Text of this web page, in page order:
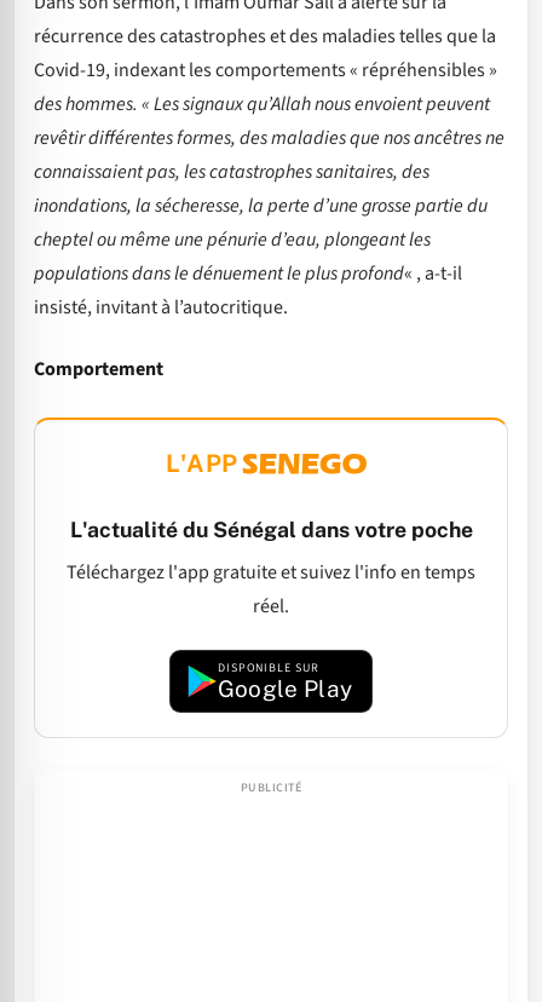
récurrence des catastrophes et des maladies telles que la
Covid-19, indexant les comportements « répréhensibles »
des hommes. « Les signaux qu’Allah nous envoient peuvent
revêtir différentes formes, des maladies que nos ancêtres ne
connaissaient pas, les catastrophes sanitaires, des
inondations, la sécheresse, la perte d’une grosse partie du
cheptel ou même une pénurie d’eau, plongeant les
populations dans le dénuement le plus profond« , a-t-il
insisté, invitant à l’autocritique.
Comportement
L'APP
L'actualité du Sénégal dans votre poche
Téléchargez l'app gratuite et suivez l'info en temps
réel.
DISPONIBLE SUR
Google Play